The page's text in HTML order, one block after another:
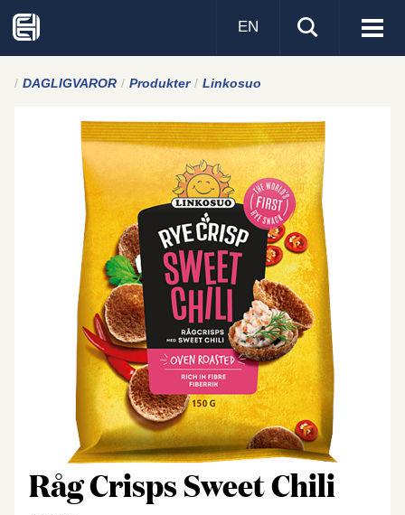
Visa
EN
DAGLIGVAROR Produkter Linkosuo
Råg Crisps Sweet Chili